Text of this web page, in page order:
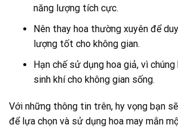
năng lượng tích cực.
Nên thay hoa thường xuyên để
lượng tốt cho không gian.
Hạn chế sử dụng hoa giả, vì
sinh khí cho không gian sống.
Với những thông tin trên, hy vọng bạn
để lựa chọn và sử dụng hoa may mắn